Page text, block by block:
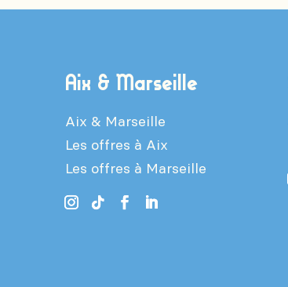
Aix & Marseille
Aix & Marseille
Les offres à Aix
Les offres à Marseille